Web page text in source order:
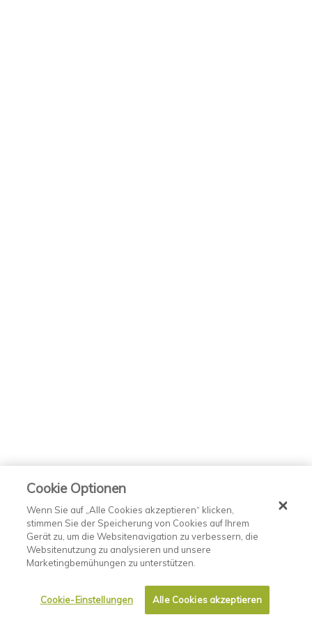
Cookie Optionen
Wenn Sie auf „Alle Cookies akzeptieren“ klicken,
stimmen Sie der Speicherung von Cookies auf Ihrem
Gerät zu, um die Websitenavigation zu verbessern, die
Websitenutzung zu analysieren und unsere
Marketingbemühungen zu unterstützen.
Cookie-Einstellungen Alle Cookies akzeptieren